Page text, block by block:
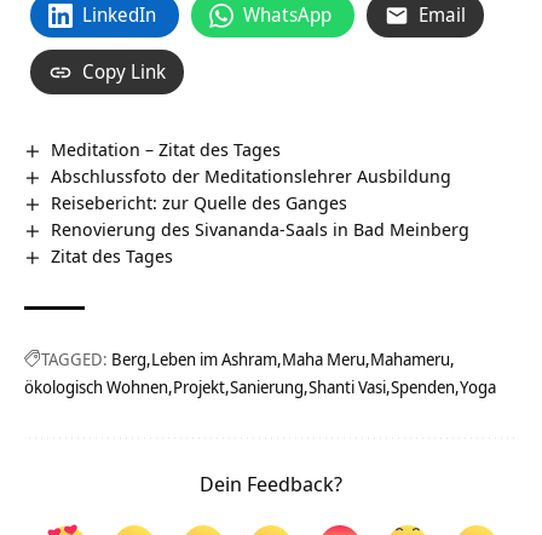
LinkedIn WhatsApp Email
Copy Link
Meditation – Zitat des Tages
Abschlussfoto der Meditationslehrer Ausbildung
Reisebericht: zur Quelle des Ganges
Renovierung des Sivananda-Saals in Bad Meinberg
Zitat des Tages
TAGGED: Berg Leben im Ashram Maha Meru Mahameru
ökologisch Wohnen Projekt Sanierung Shanti Vasi Spenden Yoga
Dein Feedback?